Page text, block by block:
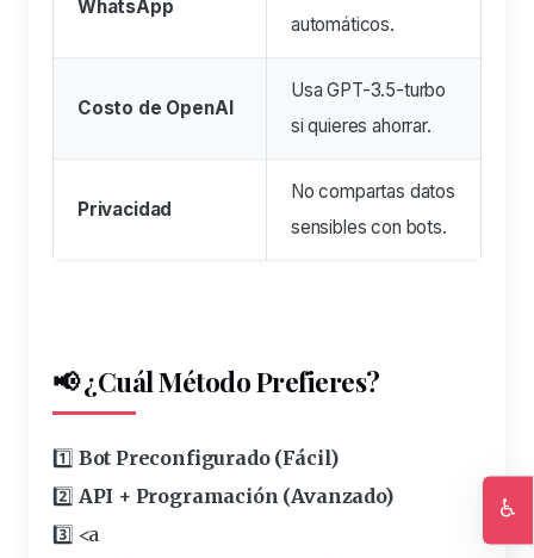
WhatsApp
automáticos.
Costo de OpenAI
Usa GPT-3.5-turbo
si quieres ahorrar.
Privacidad
No compartas datos
sensibles con bots.
📢 ¿Cuál Método Prefieres?
1️⃣ Bot Preconfigurado (Fácil)
2️⃣ API + Programación (Avanzado)
3️⃣ <a
♿